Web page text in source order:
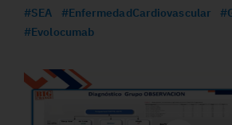
#SEA #EnfermedadCardiovascular
#Evolocumab